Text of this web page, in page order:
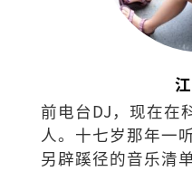
前电台DJ，现在在
人。十七岁那年一
另辟蹊径的音乐清